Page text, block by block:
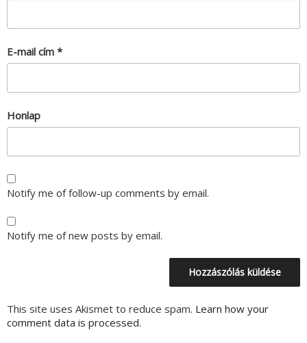
E-mail cím *
Honlap
Notify me of follow-up comments by email.
Notify me of new posts by email.
This site uses Akismet to reduce spam. Learn how your
comment data is processed.